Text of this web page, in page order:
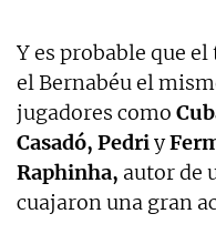
Y es probable que
el Bernabéu el
jugadores como
Casadó, Pedriy
Raphinha, autor de
cuajaron una gran